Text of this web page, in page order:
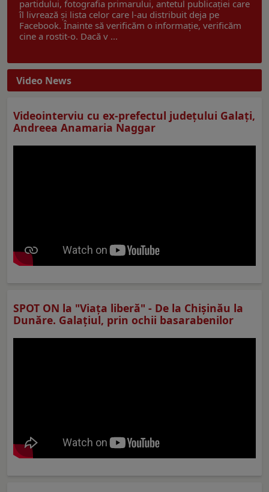
partidului, fotografia primarului, antetul publicației care
îl livrează și lista celor care l-au distribuit deja pe
Facebook. Înainte să verificăm o informație, verificăm
cine a rostit-o. Dacă v ...
Video News
Videointerviu cu ex-prefectul judeţului Galaţi,
Andreea Anamaria Naggar
SPOT ON la "Viaţa liberă" - De la Chișinău la
Dunăre. Galațiul, prin ochii basarabenilor